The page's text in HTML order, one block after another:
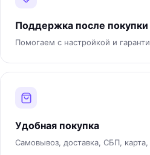
Поддержка после покупки
Помогаем с настройкой и
Удобная покупка
Самовывоз, доставка, СБП,